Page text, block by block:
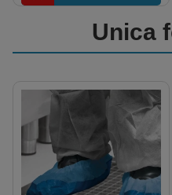
Unica